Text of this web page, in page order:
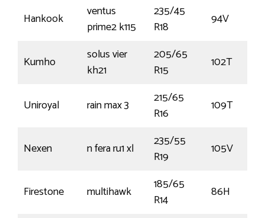
Hankook
ventus
prime2 k115
235/45
R18
94V
Kumho
solus vier
kh21
205/65
R15
102T
Uniroyal rain max 3
215/65
R16
109T
Nexen n fera ru1 xl
235/55
R19
105V
Firestone multihawk
185/65
R14
86H